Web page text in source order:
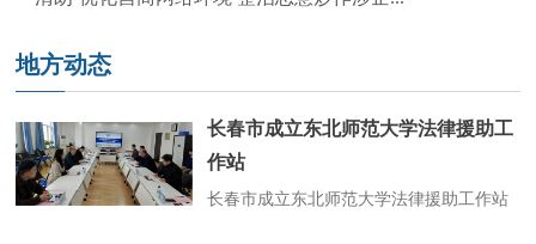
地方动态
长春市成立东北师范大学法律援助工
作站
长春市成立东北师范大学法律援助工作站